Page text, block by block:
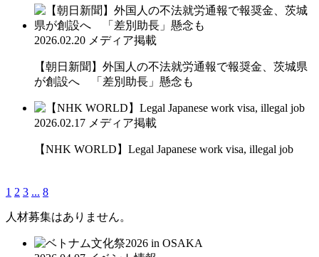
2026.02.20 メディア掲載
【朝日新聞】外国人の不法就労通報で報奨金、茨城県
が創設へ 「差別助長」懸念も
2026.02.17 メディア掲載
【NHK WORLD】Legal Japanese work visa, illegal job
1 2 3 ... 8
人材募集はありません。